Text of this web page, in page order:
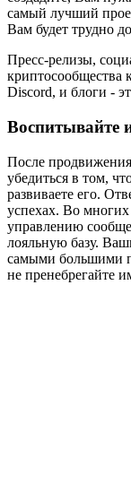
самый лучший
Вам будет трудно
Пресс-релизы,
криптосообщества
Discord, и блоги -
Воспитывайте
После
убедиться в том,
развиваете его.
успехах. Во
управлению
лояльную базу.
самыми большими
не пренебрегайте